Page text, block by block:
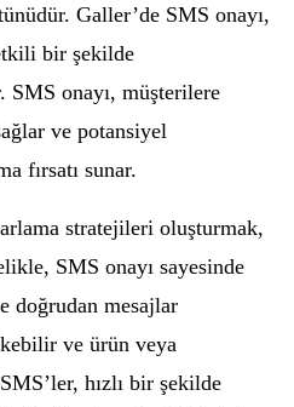
Galler’de SMS onayı,
bir şekilde
SMS onayı, müşterilere
ve potansiyel
fırsatı sunar.
stratejileri oluşturmak,
SMS onayı sayesinde
doğrudan mesajlar
ve ürün veya
hızlı bir şekilde